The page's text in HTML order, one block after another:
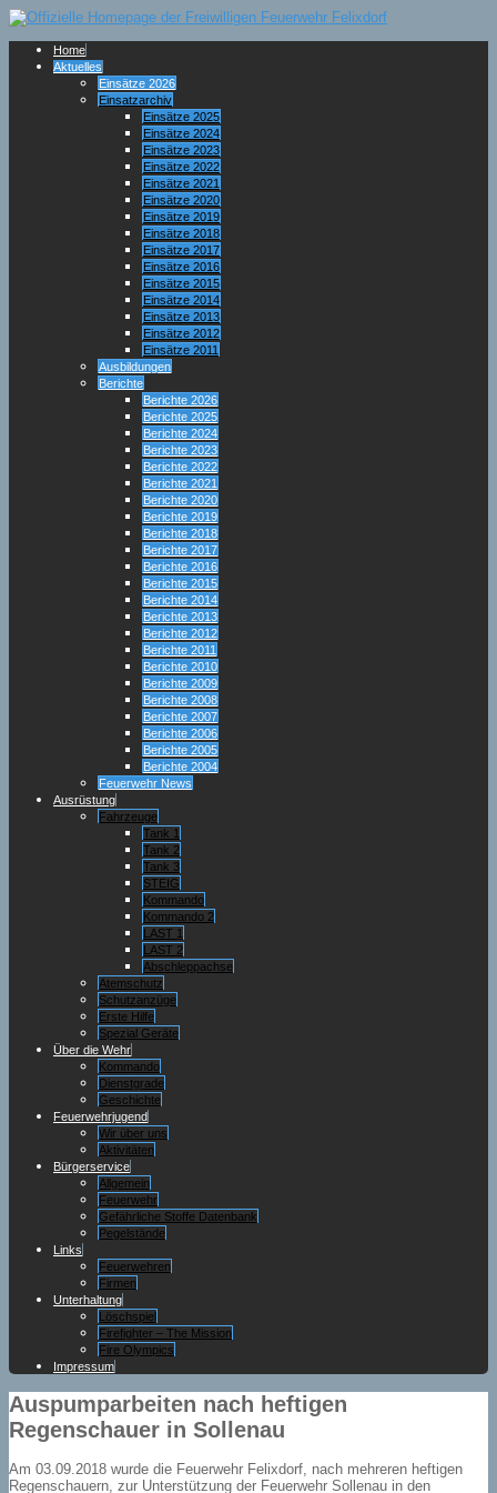
Home
Aktuelles
Einsätze 2026
Einsatzarchiv
Einsätze 2025
Einsätze 2024
Einsätze 2023
Einsätze 2022
Einsätze 2021
Einsätze 2020
Einsätze 2019
Einsätze 2018
Einsätze 2017
Einsätze 2016
Einsätze 2015
Einsätze 2014
Einsätze 2013
Einsätze 2012
Einsätze 2011
Ausbildungen
Berichte
Berichte 2026
Berichte 2025
Berichte 2024
Berichte 2023
Berichte 2022
Berichte 2021
Berichte 2020
Berichte 2019
Berichte 2018
Berichte 2017
Berichte 2016
Berichte 2015
Berichte 2014
Berichte 2013
Berichte 2012
Berichte 2011
Berichte 2010
Berichte 2009
Berichte 2008
Berichte 2007
Berichte 2006
Berichte 2005
Berichte 2004
Feuerwehr News
Ausrüstung
Fahrzeuge
Tank 1
Tank 2
Tank 3
STEIG
Kommando
Kommando 2
LAST 1
LAST 2
Abschleppachse
Atemschutz
Schutzanzüge
Erste Hilfe
Spezial Geräte
Über die Wehr
Kommando
Dienstgrade
Geschichte
Feuerwehrjugend
Wir über uns
Aktivitäten
Bürgerservice
Allgemein
Feuerwehr
Gefährliche Stoffe Datenbank
Pegelstände
Links
Feuerwehren
Firmen
Unterhaltung
Löschspiel
Firefighter – The Mission
Fire Olympics
Impressum
Auspumparbeiten nach heftigen
Regenschauer in Sollenau
Am 03.09.2018 wurde die Feuerwehr Felixdorf, nach mehreren heftigen
Regenschauern, zur Unterstützung der Feuerwehr Sollenau in den